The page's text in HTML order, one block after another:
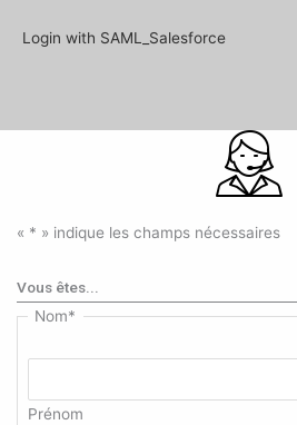
Login with SAML_Salesforce
« * » indique les champs nécessaires
Vous êtes...
Nom*
Prénom